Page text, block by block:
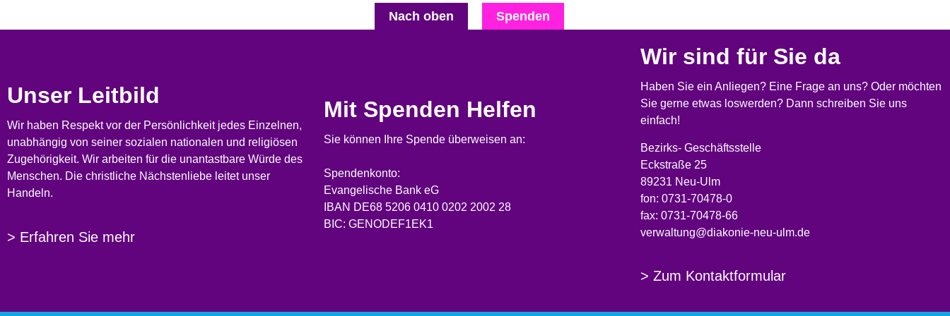
Nach oben Spenden
Unser Leitbild
Wir haben Respekt vor der Persönlichkeit jedes Einzelnen,
unabhängig von seiner sozialen nationalen und religiösen
Zugehörigkeit. Wir arbeiten für die unantastbare Würde des
Menschen. Die christliche Nächstenliebe leitet unser
Handeln.
> Erfahren Sie mehr
Mit Spenden Helfen
Sie können Ihre Spende überweisen an:
Spendenkonto:
Evangelische Bank eG
IBAN DE68 5206 0410 0202 2002 28
BIC: GENODEF1EK1
Wir sind für Sie da
Haben Sie ein Anliegen? Eine Frage an uns? Oder möchten
Sie gerne etwas loswerden? Dann schreiben Sie uns
einfach!
Bezirks- Geschäftsstelle
Eckstraße 25
89231 Neu-Ulm
fon: 0731-70478-0
fax: 0731-70478-66
verwaltung@diakonie-neu-ulm.de
> Zum Kontaktformular